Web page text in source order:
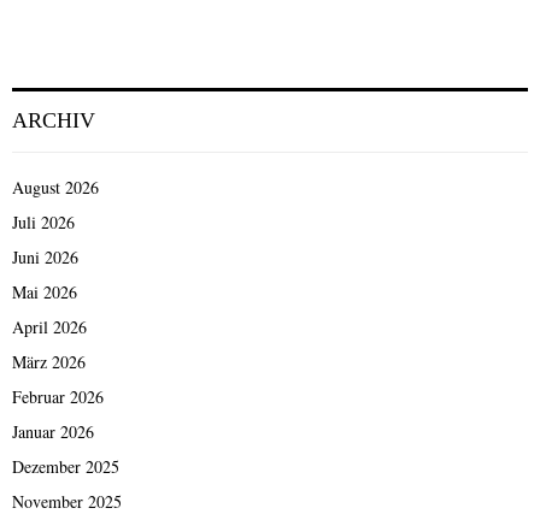
ARCHIV
August 2026
Juli 2026
Juni 2026
Mai 2026
April 2026
März 2026
Februar 2026
Januar 2026
Dezember 2025
November 2025